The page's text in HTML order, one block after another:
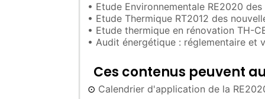
• Etude Environnementale RE2020
• Etude Thermique RT2012 des
• Etude thermique en rénovation TH-
• Audit énergétique : réglementaire et
Ces contenus peuvent
⊙ Calendrier d'application de la